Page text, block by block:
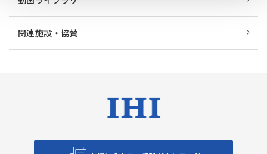
関連施設・協賛